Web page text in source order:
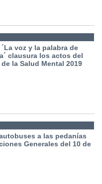
´La voz y la palabra de
clausura los actos del
la Salud Mental 2019
a las pedanías
Generales del 10 de